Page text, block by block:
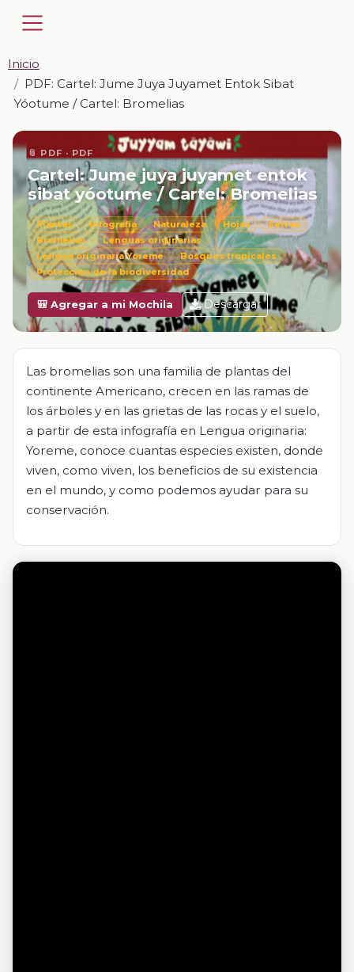
Inicio
PDF: Cartel: Jume Juya Juyamet Entok Sibat
Yóotume / Cartel: Bromelias
📎 PDF · PDF
Cartel: Jume juya juyamet entok
sibat yóotume / Cartel: Bromelias
Plantas Infografía Naturaleza Hojas
Selvas
Bromelias
Lenguas originarias
Lengua originaria Yoreme
Bosques tropicales
Protección de la biodiversidad
🎒 Agregar a mi Mochila Descargar
Las bromelias son una familia de plantas del
continente Americano, crecen en las ramas de
los árboles y en las grietas de las rocas y el suelo,
a partir de esta infografía en Lengua originaria:
Yoreme, conoce cuantas especies existen, donde
viven, como viven, los beneficios de su existencia
en el mundo, y como podemos ayudar para su
conservación.